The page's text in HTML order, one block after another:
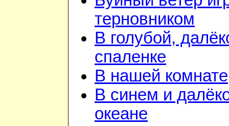
терновником
В голубой,
спаленке
В нашей комнате
В синем и
океане